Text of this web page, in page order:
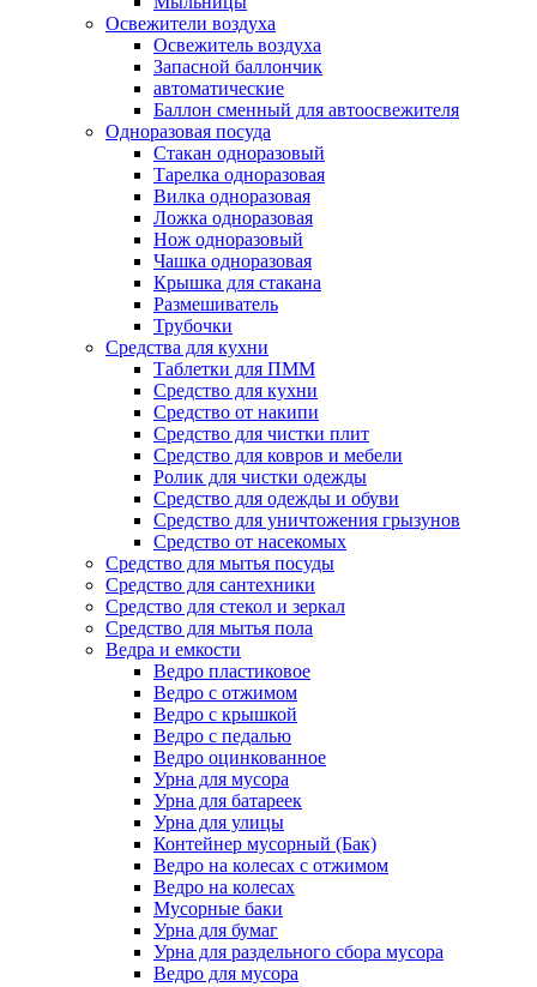
Освежители воздуха
Освежитель воздуха
Запасной баллончик
автоматические
Баллон сменный для автоосвежителя
Одноразовая посуда
Стакан одноразовый
Тарелка одноразовая
Вилка одноразовая
Ложка одноразовая
Нож одноразовый
Чашка одноразовая
Крышка для стакана
Размешиватель
Трубочки
Средства для кухни
Таблетки для ПММ
Средство для кухни
Средство от накипи
Средство для чистки плит
Средство для ковров и мебели
Ролик для чистки одежды
Средство для одежды и обуви
Средство для уничтожения грызунов
Средство от насекомых
Средство для мытья посуды
Средство для сантехники
Средство для стекол и зеркал
Средство для мытья пола
Ведра и емкости
Ведро пластиковое
Ведро с отжимом
Ведро с крышкой
Ведро с педалью
Ведро оцинкованное
Урна для мусора
Урна для батареек
Урна для улицы
Контейнер мусорный (Бак)
Ведро на колесах с отжимом
Ведро на колесах
Мусорные баки
Урна для бумаг
Урна для раздельного сбора мусора
Ведро для мусора